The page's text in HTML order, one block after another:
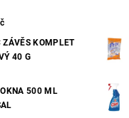
ZÁVĚS KOMPLET
40 G
500 ML